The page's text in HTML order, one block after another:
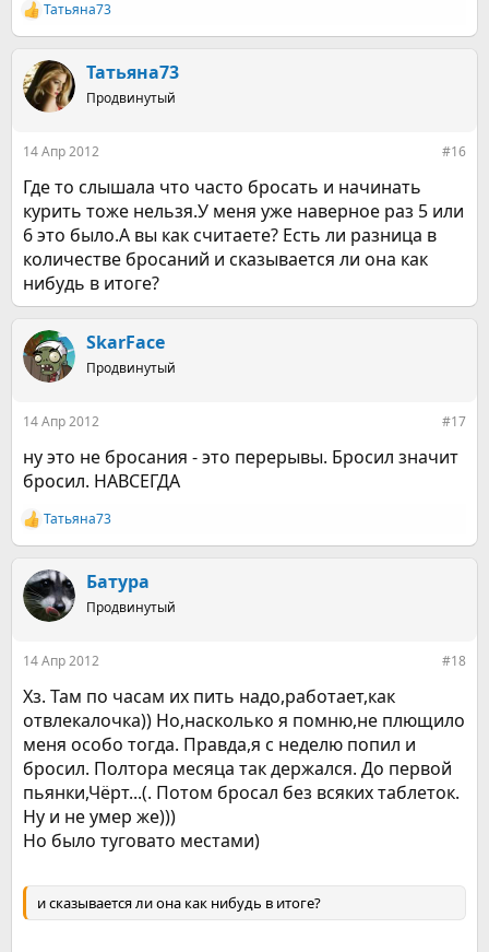
Р
е
к
ц
и
Татьяна73
Татьяна73
Продвинутый
14 Апр 2012 #16
Где то слышала что часто бросать и начинать
курить тоже нельзя.У меня уже наверное раз 5 или
6 это было.А вы как считаете? Есть ли разница в
количестве бросаний и сказывается ли она как
нибудь в итоге?
SkarFace
Продвинутый
14 Апр 2012 #17
ну это не бросания - это перерывы. Бросил значит
бросил. НАВСЕГДА
Р
е
к
ц
и
Татьяна73
Батура
Продвинутый
14 Апр 2012 #18
Хз. Там по часам их пить надо,работает,как
отвлекалочка)) Но,насколько я помню,не плющило
меня особо тогда. Правда,я с неделю попил и
бросил. Полтора месяца так держался. До первой
пьянки,Чёрт...(. Потом бросал без всяких таблеток.
Ну и не умер же)))
Но было туговато местами)
и сказывается ли она как нибудь в итоге?